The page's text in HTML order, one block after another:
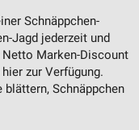
Schnäppchen-
Jagd jederzeit und
Marken-Discount
zur Verfügung.
Schnäppchen